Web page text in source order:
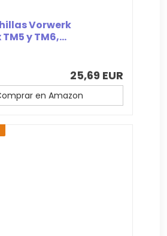
Vorwerk
y TM6,...
25,69 EUR
en Amazon